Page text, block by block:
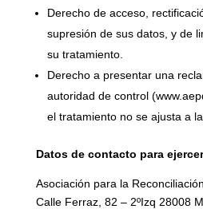
Derecho de acceso,
supresión de sus datos, y de
su tratamiento.
Derecho a presentar una
autoridad de control
el tratamiento no se ajusta a
Datos de contacto para
Asociación para la
Calle Ferraz, 82 – 2ºIzq 28008